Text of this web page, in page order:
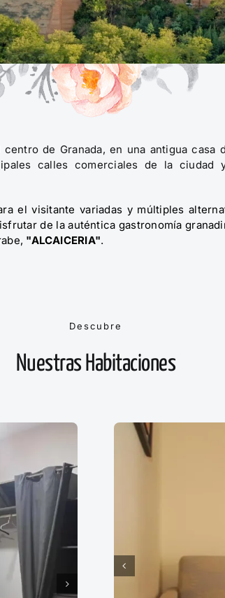
de Granada, en una antigua
calles comerciales de la
el visitante variadas y múltiples
de la auténtica gastronomía
"ALCAICERIA".
Descubre
Nuestras Habitaciones